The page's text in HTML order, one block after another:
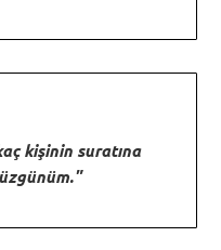
kişinin suratına